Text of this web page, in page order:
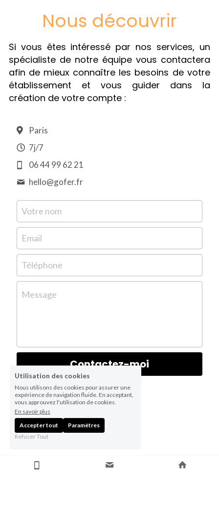
Nous découvrir
Si vous êtes intéressé par nos services, un
spécialiste de notre équipe vous contactera
afin de mieux connaître les besoins de votre
établissement et vous guider dans la
création de votre compte :
Paris
7j/7
06 44 99 62 21
hello@gofer.fr
Votre nom
Email
Téléphone
Message
Contactez-moi
Utilisation des cookies
Nous utilisons des cookies pour assurer une
expérience de navigation fluide. En acceptant,
vous approuvez l'utilisation de cookies.
En savoir plus
Accepter tout
Paramètres
Refuser Tout